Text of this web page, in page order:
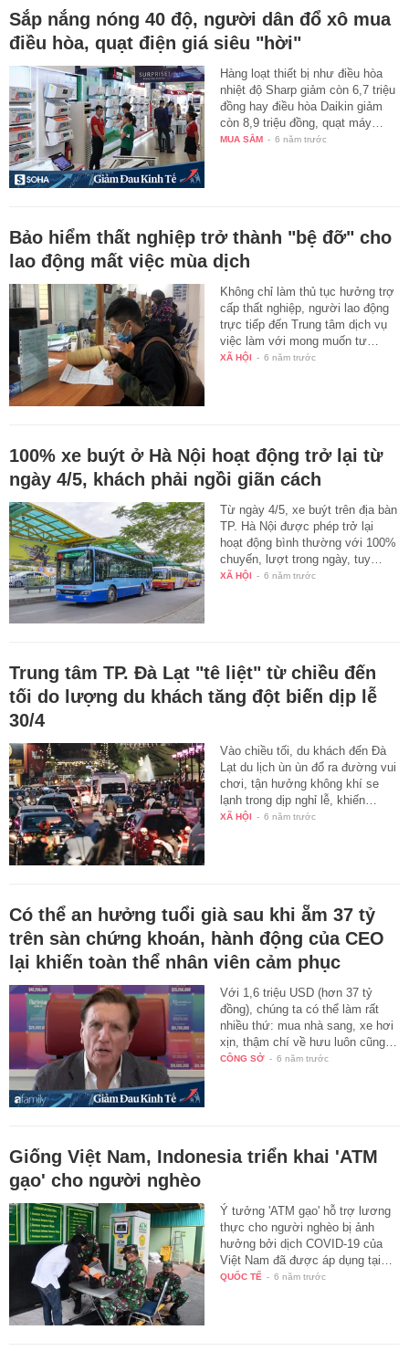
Sắp nắng nóng 40 độ, người dân đổ xô mua
điều hòa, quạt điện giá siêu "hời"
Hàng loạt thiết bị như điều hòa
nhiệt độ Sharp giảm còn 6,7 triệu
đồng hay điều hòa Daikin giảm
còn 8,9 triệu đồng, quạt máy…
MUA SẮM - 6 năm trước
Bảo hiểm thất nghiệp trở thành "bệ đỡ" cho
lao động mất việc mùa dịch
Không chỉ làm thủ tục hưởng trợ
cấp thất nghiệp, người lao động
trực tiếp đến Trung tâm dịch vụ
việc làm với mong muốn tư…
XÃ HỘI - 6 năm trước
100% xe buýt ở Hà Nội hoạt động trở lại từ
ngày 4/5, khách phải ngồi giãn cách
Từ ngày 4/5, xe buýt trên địa bàn
TP. Hà Nội được phép trở lại
hoạt động bình thường với 100%
chuyến, lượt trong ngày, tuy…
XÃ HỘI - 6 năm trước
Trung tâm TP. Đà Lạt "tê liệt" từ chiều đến
tối do lượng du khách tăng đột biến dịp lễ
30/4
Vào chiều tối, du khách đến Đà
Lạt du lịch ùn ùn đổ ra đường vui
chơi, tận hưởng không khí se
lạnh trong dịp nghỉ lễ, khiến…
XÃ HỘI - 6 năm trước
Có thể an hưởng tuổi già sau khi ẵm 37 tỷ
trên sàn chứng khoán, hành động của CEO
lại khiến toàn thể nhân viên cảm phục
Với 1,6 triệu USD (hơn 37 tỷ
đồng), chúng ta có thể làm rất
nhiều thứ: mua nhà sang, xe hơi
xịn, thậm chí về hưu luôn cũng…
CÔNG SỞ - 6 năm trước
Giống Việt Nam, Indonesia triển khai 'ATM
gạo' cho người nghèo
Ý tưởng 'ATM gạo' hỗ trợ lương
thực cho người nghèo bị ảnh
hưởng bởi dịch COVID-19 của
Việt Nam đã được áp dụng tại…
QUỐC TẾ - 6 năm trước